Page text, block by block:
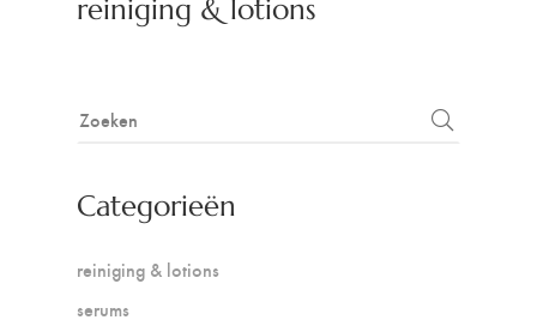
reiniging & lotions
Categorieën
reiniging & lotions
serums